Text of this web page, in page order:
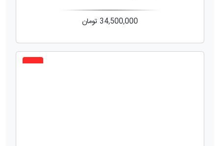
34,500,000 تومان